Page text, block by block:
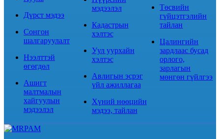
Дүрст мэдээ
Сонгон
шалгаруулалт
Нээлттэй
өгөгдөл
Ашигт
малтмалын
хайгуулын
мэдээлэл
мэдээлэл
Кадастрын
хэлтэс
Уул уурхайн
хэлтэс
Авлигын эсрэг
үйл ажиллагаа
Хүний нөөцийн
мэдээ, тайлан
Төсвийн
гүйцэтгэлийн
тайлан
Цалингийн
зардлаас бусад
орлого,
зарлагын
мөнгөн гүйлгээ